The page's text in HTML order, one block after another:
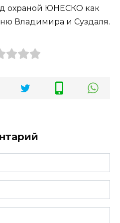
охраной ЮНЕСКО как
Владимира и Суздаля.